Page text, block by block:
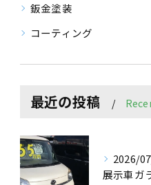
鈑金塗装
コーティング
最近の投稿
2026/